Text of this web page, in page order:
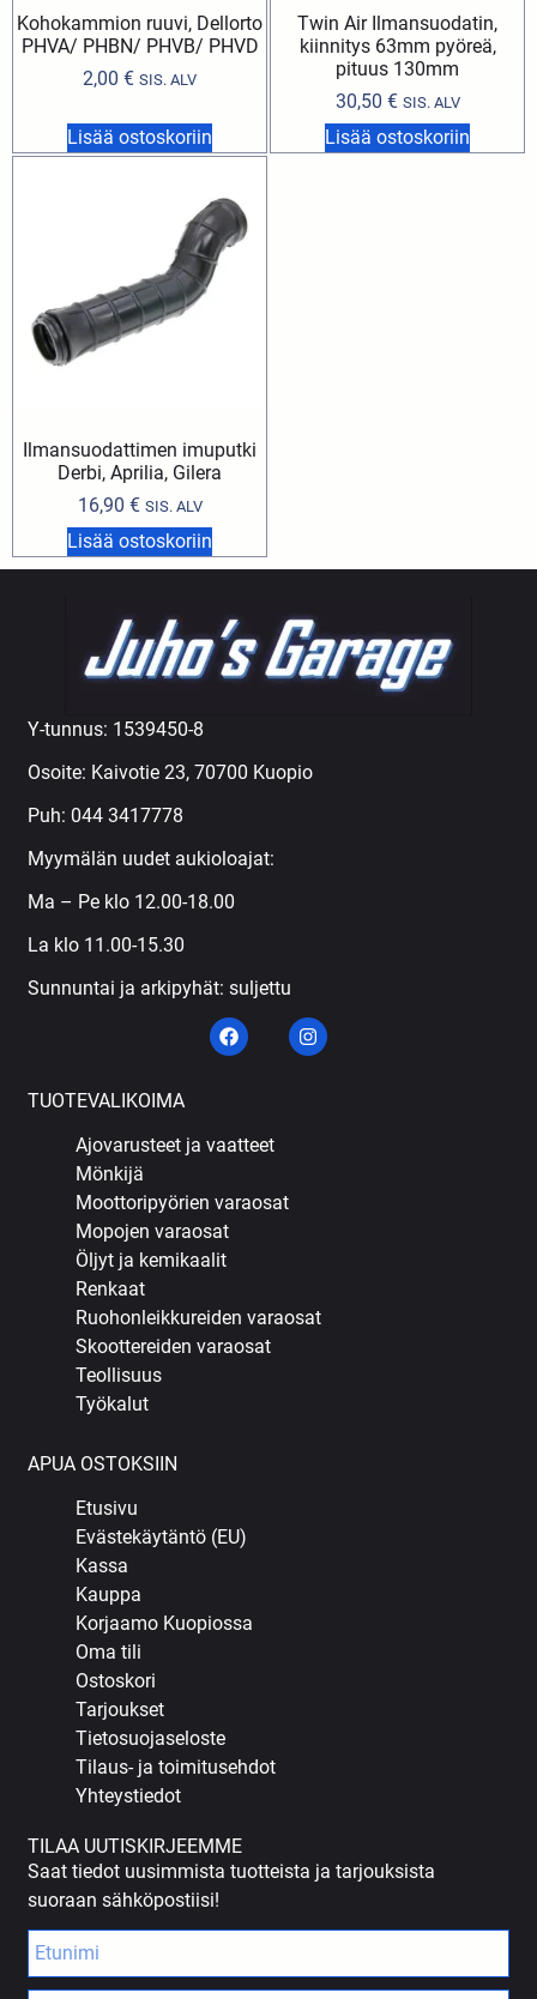
Kohokammion ruuvi, Dellorto
PHVA/ PHBN/ PHVB/ PHVD
2,00 € SIS. ALV
Lisää ostoskoriin
Twin Air Ilmansuodatin,
kiinnitys 63mm pyöreä,
pituus 130mm
30,50 € SIS. ALV
Lisää ostoskoriin
Ilmansuodattimen imuputki
Derbi, Aprilia, Gilera
16,90 € SIS. ALV
Lisää ostoskoriin
Y-tunnus: 1539450-8
Osoite: Kaivotie 23, 70700 Kuopio
Puh: 044 3417778
Myymälän uudet aukioloajat:
Ma – Pe klo 12.00-18.00
La klo 11.00-15.30
Sunnuntai ja arkipyhät: suljettu
TUOTEVALIKOIMA
Ajovarusteet ja vaatteet
Mönkijä
Moottoripyörien varaosat
Mopojen varaosat
Öljyt ja kemikaalit
Renkaat
Ruohonleikkureiden varaosat
Skoottereiden varaosat
Teollisuus
Työkalut
APUA OSTOKSIIN
Etusivu
Evästekäytäntö (EU)
Kassa
Kauppa
Korjaamo Kuopiossa
Oma tili
Ostoskori
Tarjoukset
Tietosuojaseloste
Tilaus- ja toimitusehdot
Yhteystiedot
TILAA UUTISKIRJEEMME
Saat tiedot uusimmista tuotteista ja tarjouksista
suoraan sähköpostiisi!